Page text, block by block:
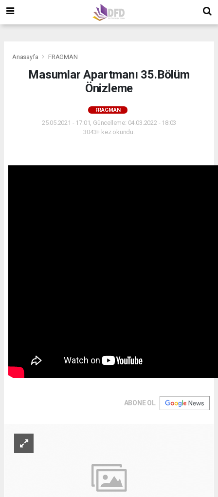
Anasayfa FRAGMAN
Masumlar Apartmanı 35.Bölüm
Önizleme
FRAGMAN
25.05.2021 - 17:01, Güncelleme: 04.03.2022 - 18:03
3043+ kez okundu.
ABONE OL